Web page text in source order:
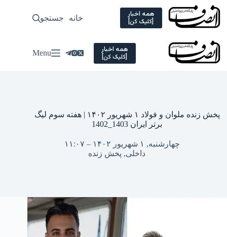
Skip
content
همه اخبار
[کلیک کن] خانه سیاسی
جستجو
همه اخبار
[کلیک کن] Menu
پخش زنده ملوان و فولاد ۱ شهریور ۱۴۰۲ | هفته سوم لیگ
برتر ایران 1403_1402
چهارشنبه, ۱ شهریور ۱۴۰۲ – ۱۱:۰۷
داخلی, پخش زنده